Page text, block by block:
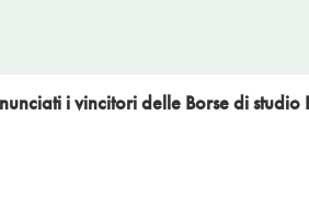
i vincitori delle Borse di